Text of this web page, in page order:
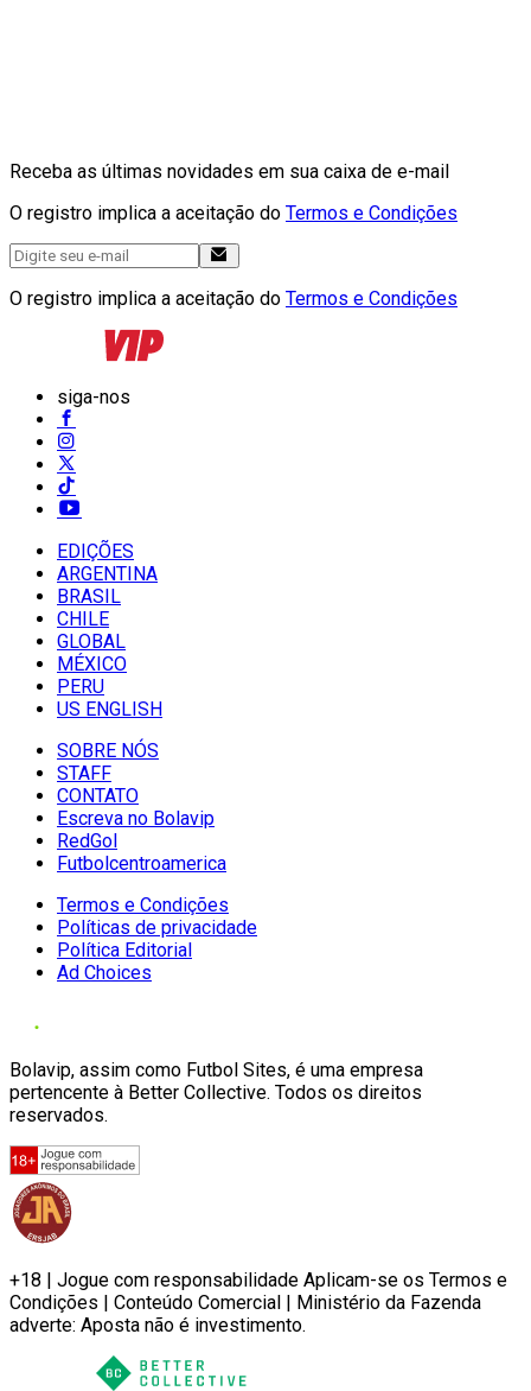
Receba as últimas novidades em sua caixa de e-mail
O registro implica a aceitação do Termos e Condições
O registro implica a aceitação do Termos e Condições
siga-nos
EDIÇÕES
ARGENTINA
BRASIL
CHILE
GLOBAL
MÉXICO
PERU
US ENGLISH
SOBRE NÓS
STAFF
CONTATO
Escreva no Bolavip
RedGol
Futbolcentroamerica
Termos e Condições
Políticas de privacidade
Política Editorial
Ad Choices
Bolavip, assim como Futbol Sites, é uma empresa
pertencente à Better Collective. Todos os direitos
reservados.
+18 | Jogue com responsabilidade Aplicam-se os Termos e
Condições | Conteúdo Comercial | Ministério da Fazenda
adverte: Aposta não é investimento.